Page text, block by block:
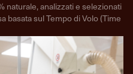
naturale, analizzati e selezionati
basata sul Tempo di Volo (Time